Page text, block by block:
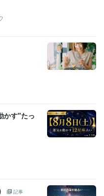
年
: 2022年
お悩み・人生相談:29年
２２．8月】:3年
】:2年
メンタル、鬱
校・子育てのお悩み相談
ヒーリング
アチューンメント
インナーチャイルド
かす"たっ
記事